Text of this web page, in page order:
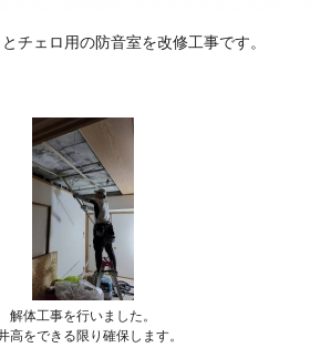
チェロ用の防音室を改修工事です。
解体工事を行いました。
高をできる限り確保します。